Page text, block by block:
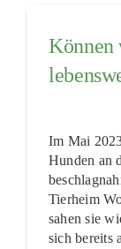
Können
Im Mai
Hunden an
Tierheim
sahen sie
sich bereits